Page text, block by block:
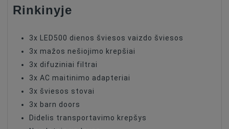
Rinkinyje
3x LED500 dienos šviesos vaizdo šviesos
3x mažos nešiojimo krepšiai
3x difuziniai filtrai
3x AC maitinimo adapteriai
3x šviesos stovai
3x barn doors
Didelis transportavimo krepšys